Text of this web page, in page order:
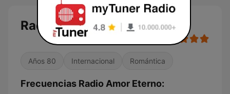
Radio Amor Eterno
Años 80 Internacional Romántica
Frecuencias Radio Amor Eterno: